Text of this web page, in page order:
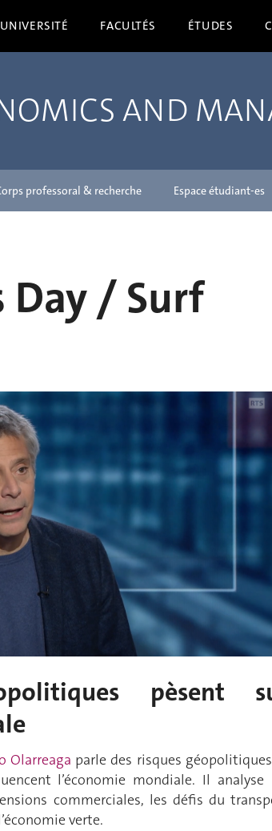
UNIVERSITÉ FACULTÉS ÉTUDES
AND
professoral & recherche Espace étudiant-es
Day / Surf
pèsent
Olarreaga parle des risques
l’économie mondiale. Il analyse
commerciales, les défis du
verte.